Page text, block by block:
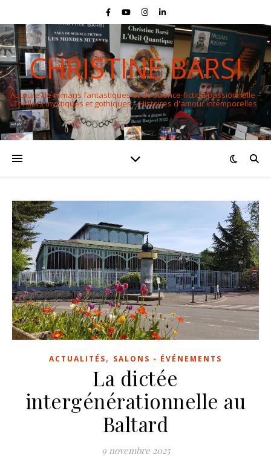
CHRISTINE BARSI
Auteure de romans fantastiques et de science-fiction passionnelle –
Thrillers mystiques et gothiques – Histoires d'amour intemporelles
ACTUALITÉS, SALONS - ÉVÉNEMENTS
La dictée
intergénérationnelle au
Baltard
9 novembre 2025